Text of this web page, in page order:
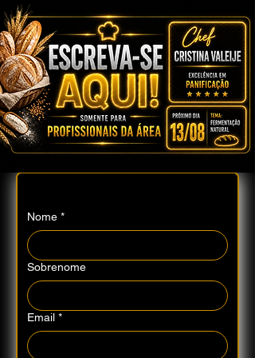
Nome *
Sobrenome
Email *